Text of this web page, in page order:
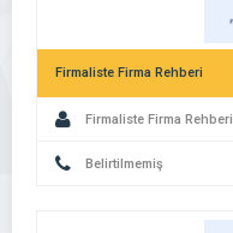
Firmaliste Firma Rehberi
Firmaliste Firma Rehberi
Belirtilmemiş